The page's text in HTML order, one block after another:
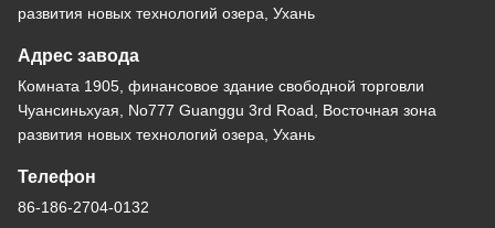
развития новых технологий озера, Ухань
Адрес завода
Комната 1905, финансовое здание свободной торговли
Чуансиньхуая, No777 Guanggu 3rd Road, Восточная зона
развития новых технологий озера, Ухань
Телефон
86-186-2704-0132